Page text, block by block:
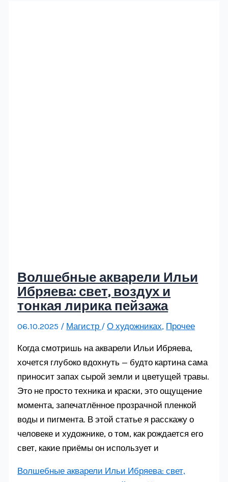
Волшебные акварели Ильи
Ибряева: свет, воздух и
тонкая лирика пейзажа
06.10.2025 / Магистр /О художниках, Прочее
Когда смотришь на акварели Ильи Ибряева,
хочется глубоко вдохнуть — будто картина сама
приносит запах сырой земли и цветущей травы.
Это не просто техника и краски, это ощущение
момента, запечатлённое прозрачной пленкой
воды и пигмента. В этой статье я расскажу о
человеке и художнике, о том, как рождается его
свет, какие приёмы он использует и
Волшебные акварели Ильи Ибряева: свет,